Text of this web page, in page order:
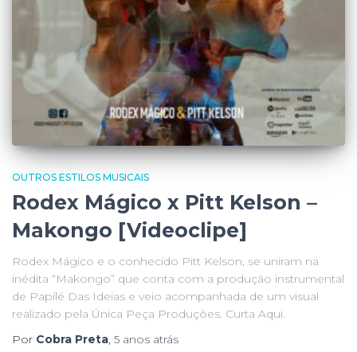
OUTROS ESTILOS MUSICAIS
Rodex Mágico x Pitt Kelson –
Makongo [Videoclipe]
Rodex Mágico e o conhecido Pitt Kelson, se uniram na
inédita “Makongo” que conta com a produção instrumental
de Papilé Das Ideias e veio acompanhada de um visual
realizado pela Única Peça Produções. Curta Aqui.
Por Cobra Preta, 5 anos atrás